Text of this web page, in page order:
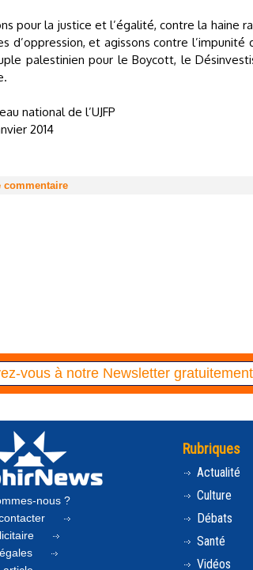
pour la justice et l’égalité, contre la haine
d’oppression, et agissons contre
palestinien pour le Boycott, le
national de l’UJFP
2014
commentaire
nous ?
Rubriques
Actualité
Culture
Débats
Santé
Vidéos